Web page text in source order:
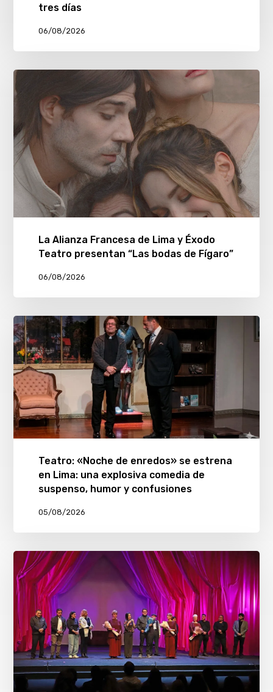
tres días
06/08/2026
La Alianza Francesa de Lima y Éxodo
Teatro presentan “Las bodas de Fígaro”
06/08/2026
Teatro: «Noche de enredos» se estrena
en Lima: una explosiva comedia de
suspenso, humor y confusiones
05/08/2026